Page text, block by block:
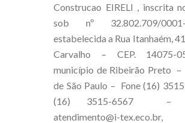
Construcao EIRELI , inscrita
sob nº 32.802.709/
estabelecida a Rua Itanhaém,
Carvalho – CEP. 14075-
município de Ribeirão Preto –
de São Paulo – Fone (16)
(16) 3515-6567 –
atendimento@i-tex.eco.br,